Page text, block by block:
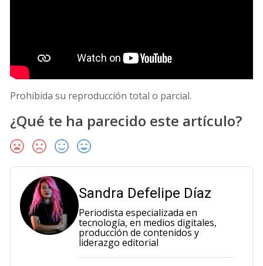
Prohibida su reproducción total o parcial.
¿Qué te ha parecido este artículo?
Sandra Defelipe Díaz
Periodista especializada en
tecnología, en medios digitales,
producción de contenidos y
liderazgo editorial